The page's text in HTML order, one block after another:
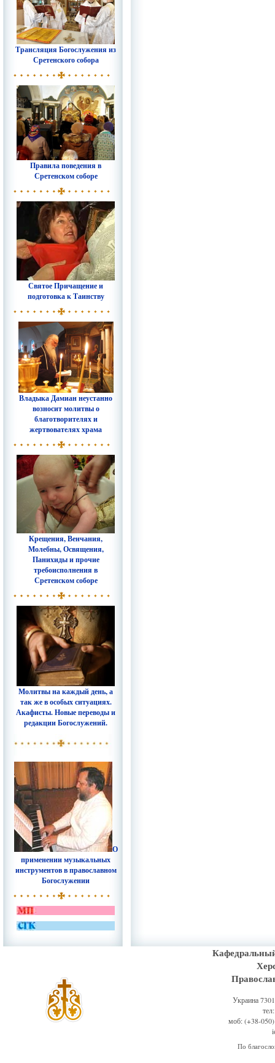
Трансляция Богослужения из
Сретенского собора
Правила поведения в
Сретенском соборе
Святое Причащение и
подготовка к Таинству
Владыка Дамиан неустанно
возносит молитвы о
благотворителях и
жертвователях храма
Крещения, Венчания,
Молебны, Освящения,
Панихиды и прочие
требоисполнения в
Сретенском соборе
Молитвы на каждый день, а
так же в особых ситуациях.
Акафисты. Новые переводы и
редакции Богослужений.
О
применении музыкальных
инструментов в православном
Богослужении
Украина
моб: (+38-
По